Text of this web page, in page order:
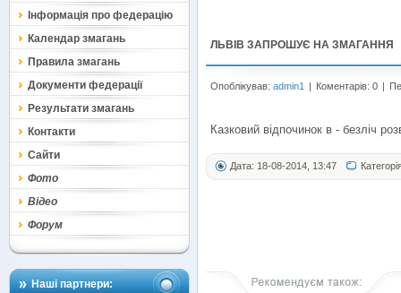
Інформація про федерацію
Календар змагань
Правила змагань
Документи федерації
Результати змагань
Контакти
Сайти
Фото
Відео
Форум
Наші партнери:
ЛЬВІВ ЗАПРОШУЄ НА ЗМАГАННЯ
Опоблікував: admin1 | Коментарів: 0 |
Казковий відпочинок в - безліч
Дата: 18-08-2014, 13:47